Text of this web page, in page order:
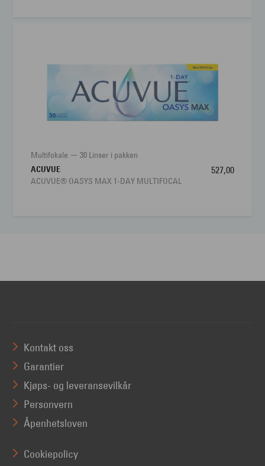
Multifokale
30 Linser i pakken
ACUVUE
ACUVUE® OASYS MAX 1-DAY MULTIFOCAL
527,00
Kontakt oss
Garantier
Kjøps- og leveransevilkår
Personvern
Åpenhetsloven
Cookiepolicy